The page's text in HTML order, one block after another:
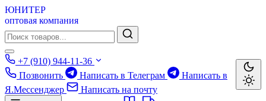
ЮНИТЕР
оптовая компания
+7 (910) 944-11-36
Позвонить
Написать в Телеграм
Написать в
Я.Мессенджер
Написать на почту